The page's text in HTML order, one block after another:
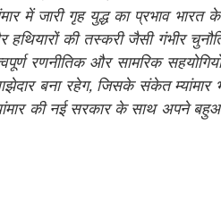
में जारी गृह युद्ध का प्रभाव भारत
की तस्करी जैसी गंभीर
रणनीतिक और सामरिक
बना रहेग, जिसके संकेत म्यांमार
की नई सरकार के साथ अपने